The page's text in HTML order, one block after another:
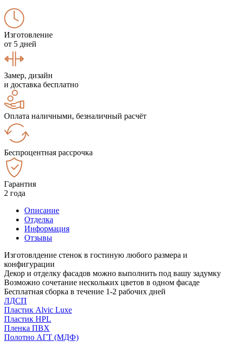
Изготовление
от 5 дней
Замер, дизайн
и доставка бесплатно
Оплата наличными, безналичный расчёт
Беспроцентная рассрочка
Гарантия
2 года
Описание
Отделка
Информация
Отзывы
Изготовлдение стенок в гостиную любого размера и
конфигурации
Декор и отделку фасадов можно выполнить под вашу задумку
Возможно сочетание нескольких цветов в одном фасаде
Бесплатная сборка в течение 1-2 рабочих дней
ЛДСП
Пластик Alvic Luxe
Пластик HPL
Пленка ПВХ
Полотно АГТ (МДФ)